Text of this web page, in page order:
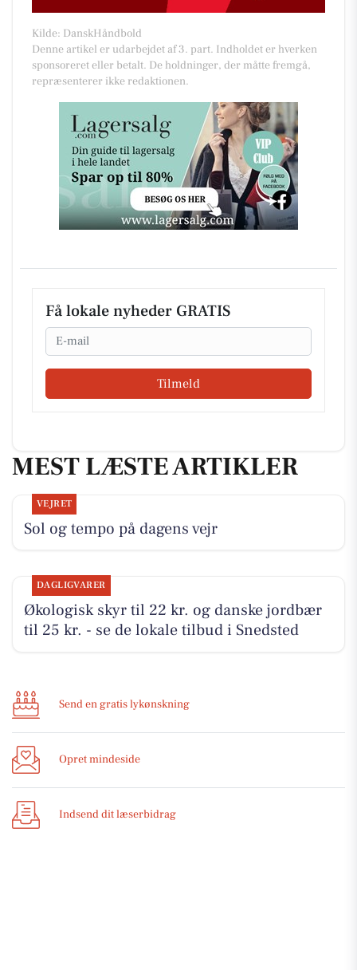
Kilde: DanskHåndbold
Denne artikel er udarbejdet af 3. part. Indholdet er hverken
sponsoreret eller betalt. De holdninger, der måtte fremgå,
repræsenterer ikke redaktionen.
Få lokale nyheder GRATIS
Email
Tilmeld
MEST LÆSTE ARTIKLER
VEJRET
Sol og tempo på dagens vejr
DAGLIGVARER
Økologisk skyr til 22 kr. og danske jordbær
til 25 kr. - se de lokale tilbud i Snedsted
Send en gratis lykønskning
Opret mindeside
Indsend dit læserbidrag